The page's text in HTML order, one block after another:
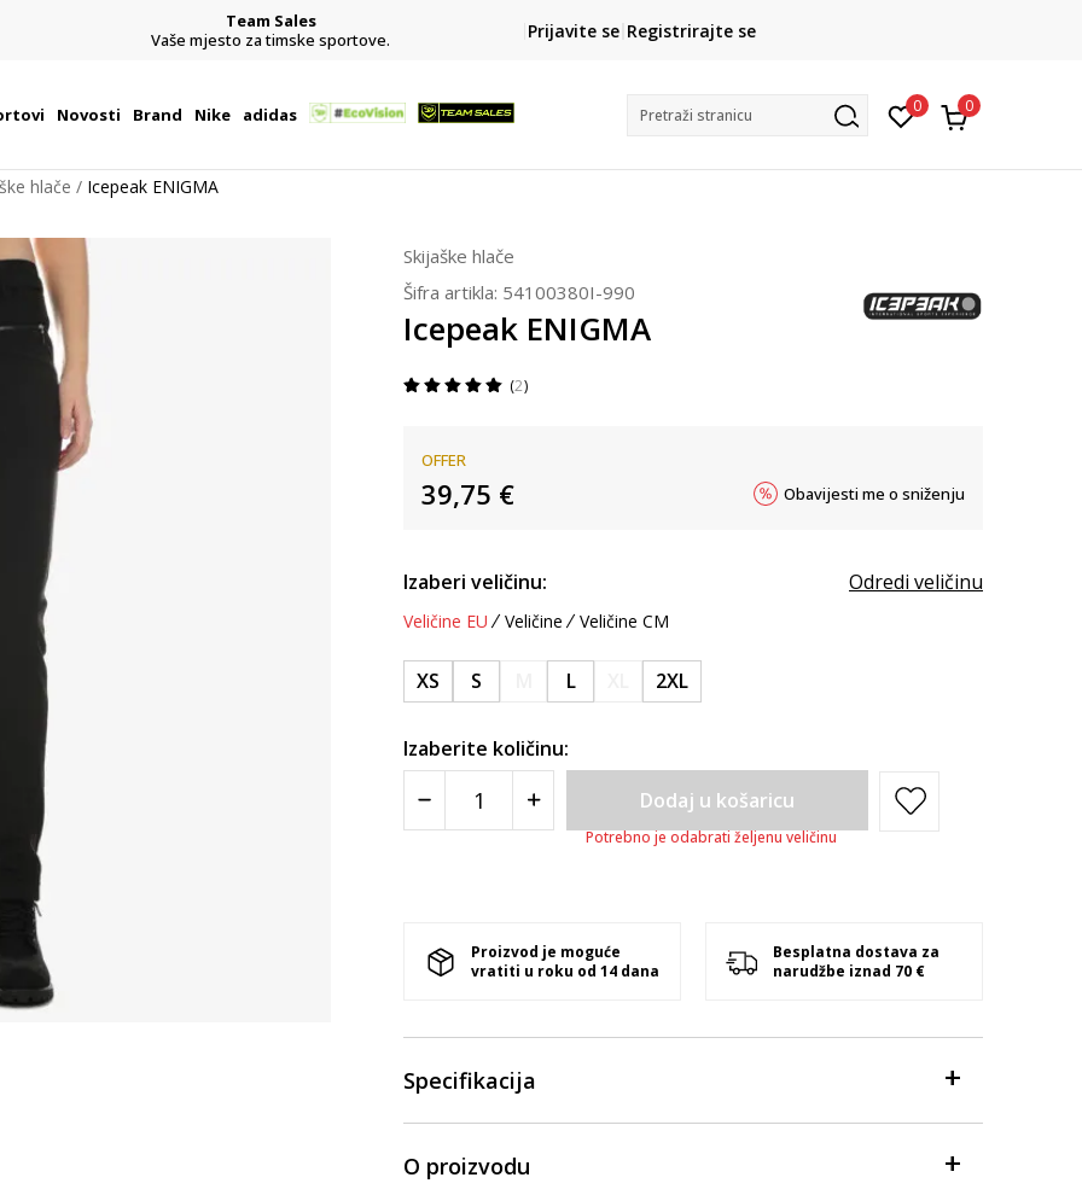
Team Sales
Vaše mjesto za timske sportove.
CLICK& COLLECT
besplatno preuzimanje u trgovini
Prijavite se Registrirajte se
Novosti Brand Nike adidas Pretraži stranicu 0 0
hlače Icepeak ENIGMA
Skijaške hlače
Šifra artikla: 54100380I-990
Icepeak ENIGMA
2
OFFER
39,75 € Obavijesti me o sniženju
Izaberi veličinu: Odredi veličinu
Veličine EU Veličine Veličine CM
XS S L 2XL
Izaberite količinu:
Dodaj u košaricu
Potrebno je odabrati željenu veličinu
Proizvod je moguće
vratiti u roku od 14 dana
Besplatna dostava za
narudžbe iznad 70 €
Specifikacija
O proizvodu